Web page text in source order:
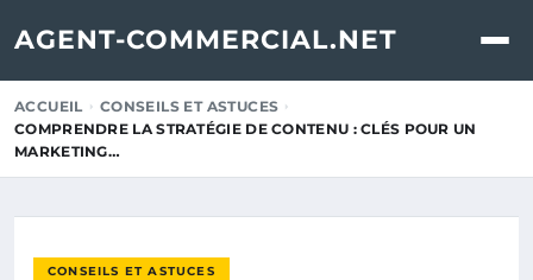
AGENT-COMMERCIAL.NET
ACCUEIL
CONSEILS ET ASTUCES
COMPRENDRE LA STRATÉGIE DE CONTENU : CLÉS POUR UN
MARKETING…
CONSEILS ET ASTUCES